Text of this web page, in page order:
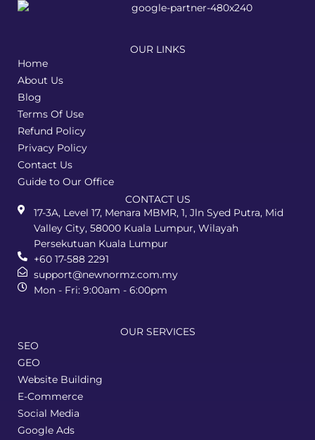
OUR LINKS
Home
About Us
Blog
Terms Of Use
Refund Policy
Privacy Policy
Contact Us
Guide to Our Office
CONTACT US
17-3A, Level 17, Menara MBMR, 1, Jln Syed Putra, Mid
Valley City, 58000 Kuala Lumpur, Wilayah
Persekutuan Kuala Lumpur
+60 17-588 2291
support@newnormz.com.my
Mon - Fri: 9:00am - 6:00pm
OUR SERVICES
SEO
GEO
Website Building
E-Commerce
Social Media
Google Ads